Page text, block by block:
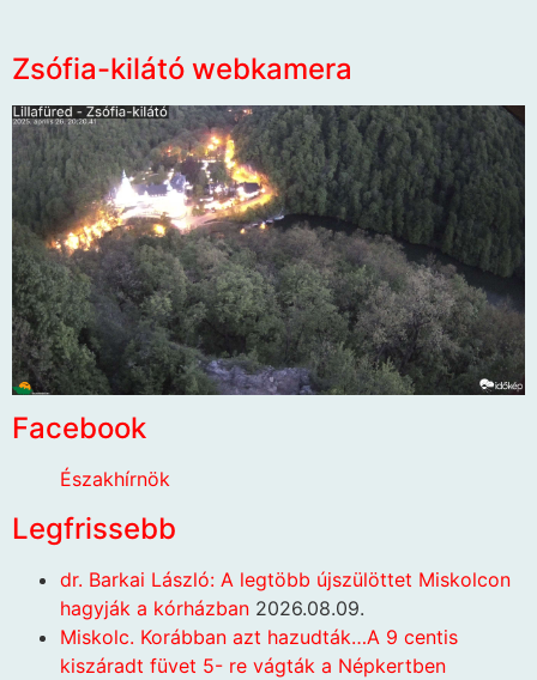
Zsófia-kilátó webkamera
Facebook
Északhírnök
Legfrissebb
dr. Barkai László: A legtöbb újszülöttet Miskolcon
hagyják a kórházban 2026.08.09.
Miskolc. Korábban azt hazudták…A 9 centis
kiszáradt füvet 5- re vágták a Népkertben